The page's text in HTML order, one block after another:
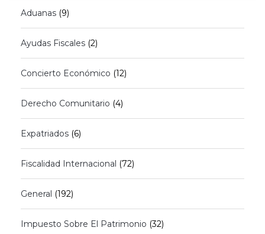
Aduanas (9)
Ayudas Fiscales (2)
Concierto Económico (12)
Derecho Comunitario (4)
Expatriados (6)
Fiscalidad Internacional (72)
General (192)
Impuesto Sobre El Patrimonio (32)